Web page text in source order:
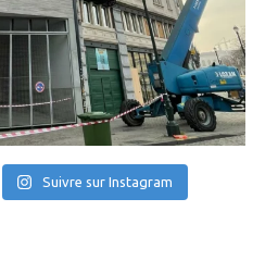
Suivre sur Instagram